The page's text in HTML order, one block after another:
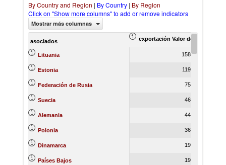
By Country and Region | By Country | By Region
Click on "Show more columns" to add or remove indicators
Mostrar más columnas
asociados exportación Valor del comercio
Lituania 158,986.13
Estonia 119,005.54
Federación de Rusia 75,264.43
Suecia 46,121.71
Alemania 44,652.17
Polonia 36,521.77
Dinamarca 19,789.41
Países Bajos 19,714.73